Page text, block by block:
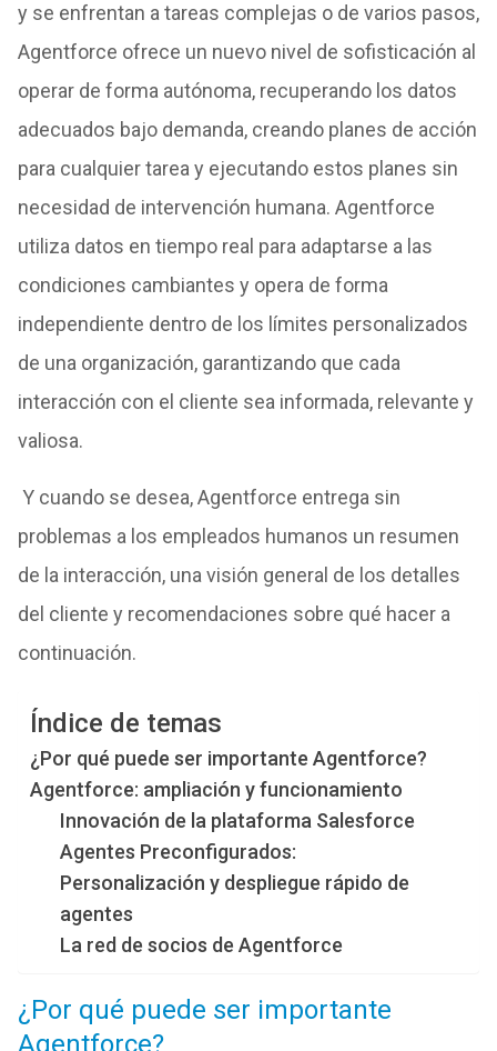
y se enfrentan a tareas complejas o de varios pasos,
Agentforce ofrece un nuevo nivel de sofisticación al
operar de forma autónoma, recuperando los datos
adecuados bajo demanda, creando planes de acción
para cualquier tarea y ejecutando estos planes sin
necesidad de intervención humana. Agentforce
utiliza datos en tiempo real para adaptarse a las
condiciones cambiantes y opera de forma
independiente dentro de los límites personalizados
de una organización, garantizando que cada
interacción con el cliente sea informada, relevante y
valiosa.
Y cuando se desea, Agentforce entrega sin
problemas a los empleados humanos un resumen
de la interacción, una visión general de los detalles
del cliente y recomendaciones sobre qué hacer a
continuación.
Índice de temas
¿Por qué puede ser importante Agentforce?
Agentforce: ampliación y funcionamiento
Innovación de la plataforma Salesforce
Agentes Preconfigurados:
Personalización y despliegue rápido de
agentes
La red de socios de Agentforce
¿Por qué puede ser importante
Agentforce?